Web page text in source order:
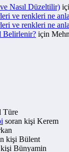
Nasıl Düzeltilir)
ve renkleri ne
ve renkleri ne
Belirlenir? için
Türe
soran kişi Kerem
kişi Bülent
Bünyamin